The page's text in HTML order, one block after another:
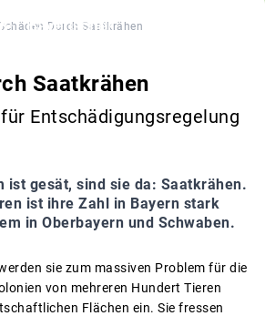
Durch Saatkrähen
Saatkrähen
Entschädigungsregelung
ist gesät, sind sie da: Saatkrähen.
ist ihre Zahl in Bayern stark
in Oberbayern und Schwaben.
sie zum massiven Problem für die
von mehreren Hundert Tieren
Flächen ein. Sie fressen